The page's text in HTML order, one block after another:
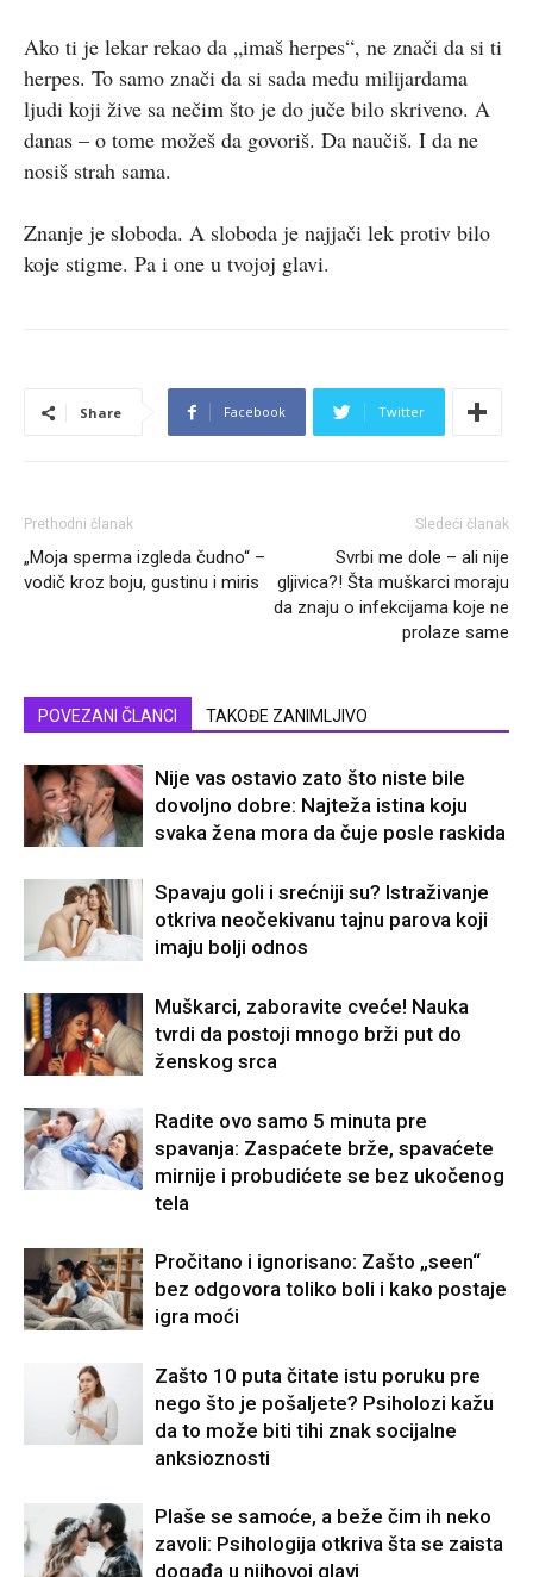
Ako ti je lekar rekao da „imaš herpes“, ne znači da si ti
herpes. To samo znači da si sada među milijardama
ljudi koji žive sa nečim što je do juče bilo skriveno. A
danas – o tome možeš da govoriš. Da naučiš. I da ne
nosiš strah sama.
Znanje je sloboda. A sloboda je najjači lek protiv bilo
koje stigme. Pa i one u tvojoj glavi.
Share Facebook Twitter
Prethodni članak
„Moja sperma izgleda čudno“ –
vodič kroz boju, gustinu i miris
Sledeći članak
Svrbi me dole – ali nije
gljivica?! Šta muškarci moraju
da znaju o infekcijama koje ne
prolaze same
POVEZANI ČLANCI TAKOĐE ZANIMLJIVO
Nije vas ostavio zato što niste bile
dovoljno dobre: Najteža istina koju
svaka žena mora da čuje posle raskida
Spavaju goli i srećniji su? Istraživanje
otkriva neočekivanu tajnu parova koji
imaju bolji odnos
Muškarci, zaboravite cveće! Nauka
tvrdi da postoji mnogo brži put do
ženskog srca
Radite ovo samo 5 minuta pre
spavanja: Zaspaćete brže, spavaćete
mirnije i probudićete se bez ukočenog
tela
Pročitano i ignorisano: Zašto „seen“
bez odgovora toliko boli i kako postaje
igra moći
Zašto 10 puta čitate istu poruku pre
nego što je pošaljete? Psiholozi kažu
da to može biti tihi znak socijalne
anksioznosti
Plaše se samoće, a beže čim ih neko
zavoli: Psihologija otkriva šta se zaista
događa u njihovoj glavi